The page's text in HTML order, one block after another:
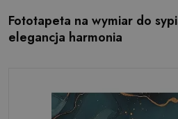
Fototapeta na wymiar do
elegancja harmonia